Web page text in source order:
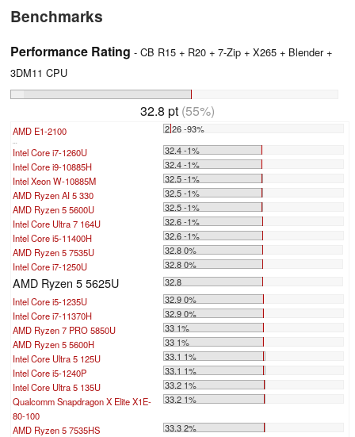
Benchmarks
Performance Rating - CB R15 + R20 + 7-Zip + X265 + Blender +
3DM11 CPU
32.8 pt (55%)
AMD E1-2100 2.26 -93%
Intel Core i7-1260U
32.4 -1%
Intel Core i9-10885H
32.4 -1%
Intel Xeon W-10885M
32.5 -1%
AMD Ryzen AI 5 330
32.5 -1%
AMD Ryzen 5 5600U
32.5 -1%
Intel Core Ultra 7 164U
32.6 -1%
Intel Core i5-11400H
32.6 -1%
AMD Ryzen 5 7535U
32.8 0%
Intel Core i7-1250U
32.8 0%
AMD Ryzen 5 5625U
32.8
Intel Core i5-1235U
32.9 0%
Intel Core i7-11370H
32.9 0%
AMD Ryzen 7 PRO 5850U
33 1%
AMD Ryzen 5 5600H
33 1%
Intel Core Ultra 5 125U
33.1 1%
Intel Core i5-1240P
33.1 1%
Intel Core Ultra 5 135U
33.2 1%
Qualcomm Snapdragon X Elite X1E-
80-100
33.2 1%
AMD Ryzen 5 7535HS 33.3 2%